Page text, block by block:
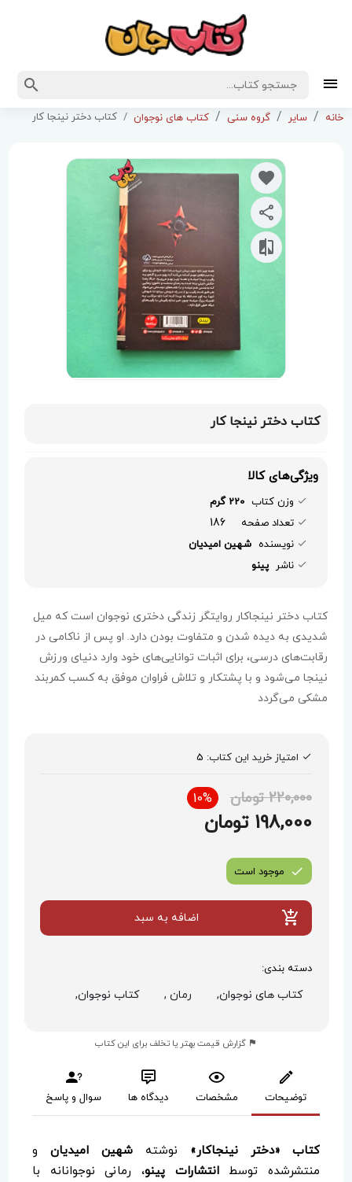
خانه سایر گروه سنی کتاب های نوجوان کتاب دختر نینجا کار
کتاب دختر نینجا کار
ویژگی‌های کالا
وزن کتاب 220 گرم
تعداد صفحه
186
نویسنده شهین امیدیان
ناشر پینو
کتاب دختر نینجاکار روایتگر زندگی دختری نوجوان است که میل
شدیدی به دیده شدن و متفاوت بودن دارد. او پس از ناکامی در
رقابت‌های درسی، برای اثبات توانایی‌های خود وارد دنیای ورزش
نینجا می‌شود و با پشتکار و تلاش فراوان موفق به کسب کمربند
مشکی می‌گردد
امتیاز خرید این کتاب: 5
220,000 تومان 10%
198,000 تومان
موجود است
اضافه به سبد
دسته بندی:
کتاب های نوجوان, رمان , کتاب نوجوان,
گزارش قیمت بهتر یا تخلف برای این کتاب
توضیحات مشخصات دیدگاه ها سوال و پاسخ
کتاب «دختر نینجاکار» نوشتهشهین امیدیان و
منتشرشده توسطانتشارات پینو، رمانی نوجوانانه با